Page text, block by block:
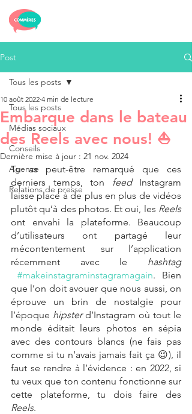
Post
Tous les posts
Médias sociaux
Conseils
Agence
Relations de presse
Tous les posts
Embarque dans le bateau
des Reels avec nous! ⛵
10 août 2022 4 min de lecture
Dernière mise à jour : 21 nov. 2024
Tu as peut-être remarqué que ces
derniers temps, ton
feed Instagram
laisse place à de plus en plus de vidéos
plutôt qu’à des photos. Et oui, les Reels
ont envahi la plateforme. Beaucoup
d’utilisateurs ont partagé leur
mécontentement sur l’application
récemment avec le hashtag
#makeinstagraminstagramagain. Bien
que l’on doit avouer que nous aussi, on
éprouve un brin de nostalgie pour
l’époque hipster d’Instagram où tout le
monde éditait leurs photos en sépia
avec des contours blancs (ne fais pas
comme si tu n’avais jamais fait ça 😉), il
faut se rendre à l’évidence : en 2022, si
tu veux que ton contenu fonctionne sur
Reels.